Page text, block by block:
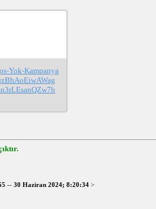
Yok-Kampanya
-- 30 Haziran 2024; 8:20:34 >